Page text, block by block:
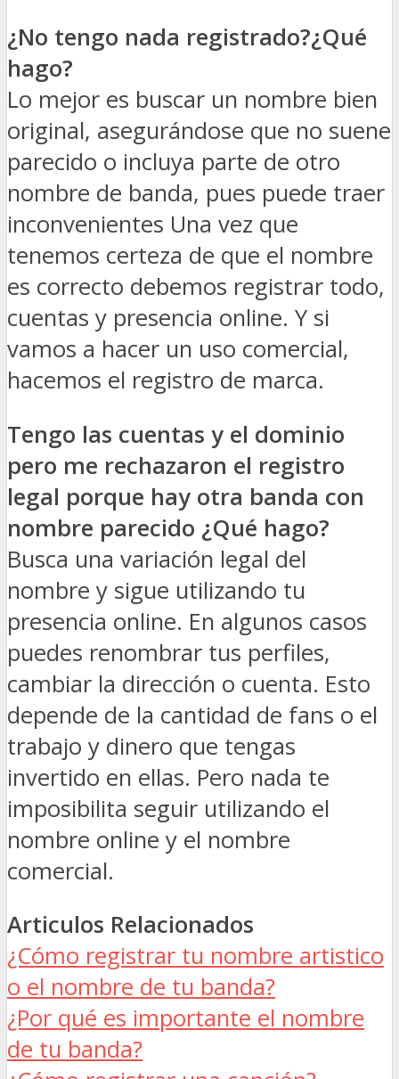
¿No tengo nada registrado?¿Qué
hago?
Lo mejor es buscar un nombre bien
original, asegurándose que no suene
parecido o incluya parte de otro
nombre de banda, pues puede traer
inconvenientes Una vez que
tenemos certeza de que el nombre
es correcto debemos registrar todo,
cuentas y presencia online. Y si
vamos a hacer un uso comercial,
hacemos el registro de marca.
Tengo las cuentas y el dominio
pero me rechazaron el registro
legal porque hay otra banda con
nombre parecido ¿Qué hago?
Busca una variación legal del
nombre y sigue utilizando tu
presencia online. En algunos casos
puedes renombrar tus perfiles,
cambiar la dirección o cuenta. Esto
depende de la cantidad de fans o el
trabajo y dinero que tengas
invertido en ellas. Pero nada te
imposibilita seguir utilizando el
nombre online y el nombre
comercial.
Articulos Relacionados
¿Cómo registrar tu nombre artistico
o el nombre de tu banda?
¿Por qué es importante el nombre
de tu banda?